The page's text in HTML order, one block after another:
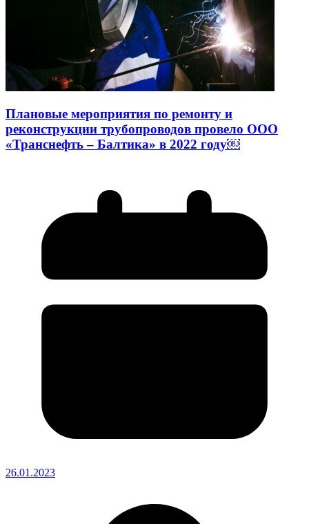
Плановые мероприятия по ремонту и
реконструкции трубопроводов провело ООО
«Транснефть – Балтика» в 2022 году￼
26.01.2023